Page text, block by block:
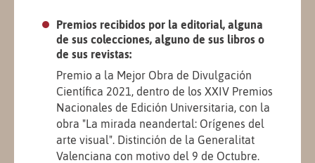
Premios recibidos por la editorial, alguna
de sus colecciones, alguno de sus libros o
de sus revistas:
Premio a la Mejor Obra de Divulgación
Científica 2021, dentro de los XXIV Premios
Nacionales de Edición Universitaria, con la
obra "La mirada neandertal: Orígenes del
arte visual". Distinción de la Generalitat
Valenciana con motivo del 9 de Octubre.